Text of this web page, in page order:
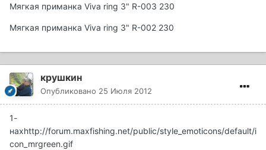
Мягкая приманка Viva ring 3" R-003 230
Мягкая приманка Viva ring 3" R-002 230
крушкин
Опубликовано 25 Июля 2012
1-
нахhttp://forum.maxfishing.net/public/style_emoticons/default/i
con_mrgreen.gif